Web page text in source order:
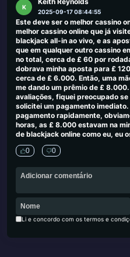
K
2025-09-17 08:44:55
Este deve ser o melhor cassino
melhor cassino online que já
blackjack all-in ao vivo, e as
que em qualquer outro cassino
no total, cerca de £ 60 por
dobrava minha aposta para £
cerca de £ 6.000. Então, uma
me dando um prêmio de £
avaliações, fiquei preocupado
solicitei um pagamento
pagamento rapidamente,
horas, as £ 8.000 estavam na
de blackjack online como eu, eu
0 0
Li e concordo com os termos e